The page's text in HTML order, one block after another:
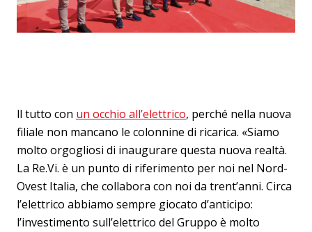
ll tutto con un occhio all’elettrico, perché nella nuova
filiale non mancano le colonnine di ricarica. «Siamo
molto orgogliosi di inaugurare questa nuova realtà.
La Re.Vi. è un punto di riferimento per noi nel Nord-
Ovest Italia, che collabora con noi da trent’anni. Circa
l’elettrico abbiamo sempre giocato d’anticipo:
l’investimento sull’elettrico del Gruppo è molto